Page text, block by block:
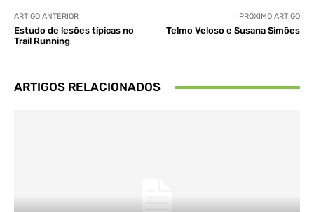
ARTIGO ANTERIOR
Estudo de lesões típicas no
Trail Running
PRÓXIMO ARTIGO
Telmo Veloso e Susana Simões
ARTIGOS RELACIONADOS